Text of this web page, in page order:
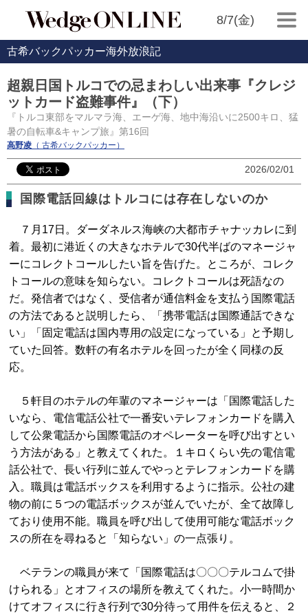
8/7(金)
古希バックパッカー海外放浪記
超親日国トルコでの忌まわしい出来事『クレジ
ットカード盗難事件』（下）
『トルコ東部をマルマラ海、エーゲ海、地中海沿いに2500キロ、猛
暑の自転車&キャンプ旅』第16回
高野凌 （ 古希バックパッカー）
2026/02/01
国際電話回線はトルコには存在しないのか
７月17日。ダーダネルス海峡の大都市チャナッカレに到
着。最初に港近くの大きなホテルで30代半ばのマネージャ
ーにコレクトコールしたい旨を告げた。ところが、コレク
トコールの意味を知らない。コレクトコールは死語なの
だ。発信者ではなく、受信者が通信料金を支払う国際電話
の方法であると説明したら、「携帯電話は国際通話できな
い」「固定電話は国内専用の設定になっている」と予期し
ていた回答。数軒の有名ホテルを回ったが全く同様の反
応。
５軒目のホテルの年輩のマネージャーは「国際電話した
いなら、電信電話公社で一番安いテレフォンカードを購入
して公衆電話から国際電話のオペレーターを呼び出すとい
う方法がある」と教えてくれた。１キロくらい先の電信電
話公社で、長い行列に並んでやっとテレフォンカードを購
入。職員は電話ボックスを利用するように指示。公社の建
物の前に５つの電話ボックスが並んでいたが、全て故障し
ており使用不能。職員を呼び出して使用可能な電話ボック
スの所在を尋ねると「知らない」の一点張り。
ベテランの職員が来て「国際電話は〇〇〇テルコムで掛
けられる」とオフィスの場所を教えてくれた。小一時間か
けてオフィスに行き行列で30分待って用件を伝えると、２